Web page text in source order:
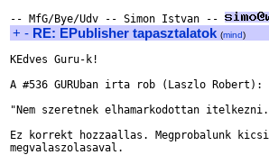
-- MfG/Bye/Udv -- Simon Istvan --
+ - RE: EPublisher tapasztalatok (mind)
KEdves Guru-k!
A #536 GURUban irta rob (Laszlo Robert):
"Nem szeretnek elhamarkodottan
Ez korrekt hozzaallas. Megprobalunk
megvalaszolasaval.